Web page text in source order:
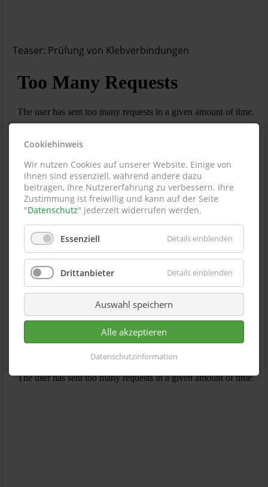
Teaser: Prüfung von Klebverbindungen
Teaser: Dispersionsstabilität, Redispergierbarkeit und
Partikelcharakterisierung - Adjuvantien, Impfstoffe,
Influenza
Cookiehinweis
Wir nutzen Cookies auf unserer Website. Einige von
ihnen sind essenziell, während andere dazu
beitragen, Ihre Nutzererfahrung zu verbessern. Ihre
Zustimmung ist freiwillig und kann auf der Seite
"Datenschutz" jederzeit widerrufen werden.
Essenziell Details einblenden
Drittanbieter Details einblenden
Auswahl speichern
Alle akzeptieren
Datenschutzinformation